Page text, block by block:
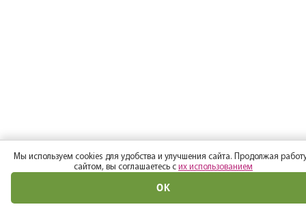
Мы используем cookies для удобства и улучшения сайта. Продолжая
сайтом, вы соглашаетесь с их использованием
ОК